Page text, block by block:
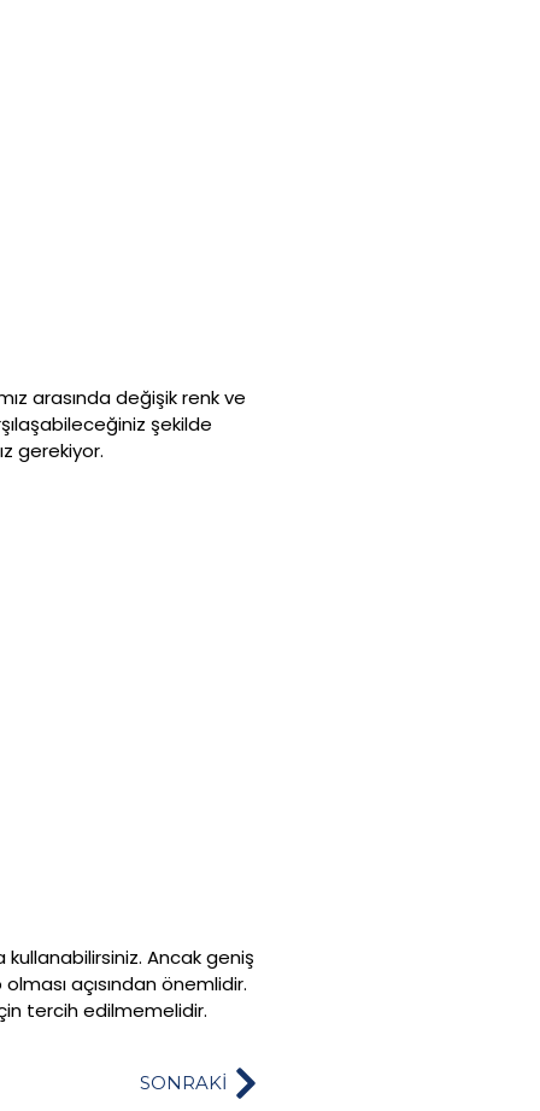
arasında değişik renk ve
şekilde
gerekiyor.
Ancak geniş
açısından önemlidir.
tercih edilmemelidir.
SONRAKİ